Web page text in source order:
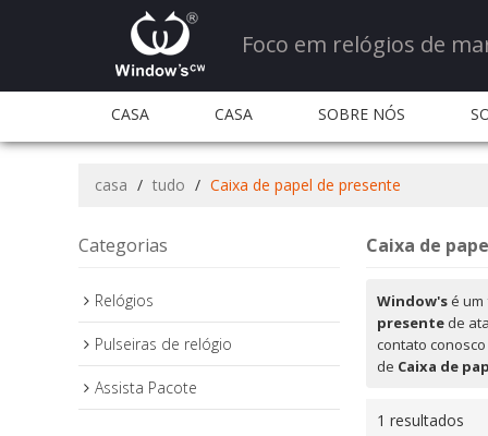
Foco em relógios de
CASA CASA SOBRE NÓS
casa / tudo / Caixa de papel de presente
Categorias
Relógios
Pulseiras de relógio
Assista Pacote
Caixa de
Window's é
presente de
contato
de Caixa de
1 resultados